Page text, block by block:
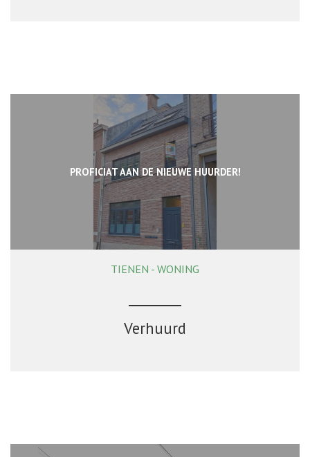
PROFICIAT AAN DE NIEUWE HUURDER!
TIENEN - WONING
Verhuurd